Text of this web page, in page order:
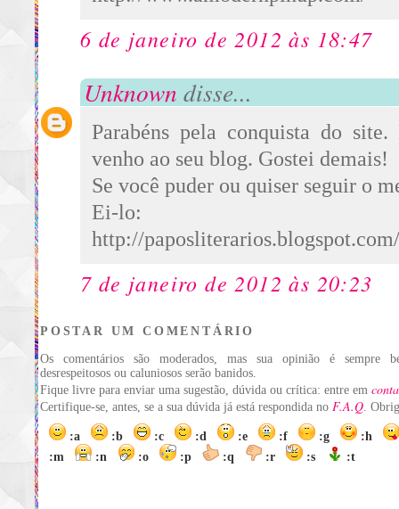
6 de janeiro de 2012 às 18:47
Unknown disse...
Parabéns pela conquista do
venho ao seu blog. Gostei demais!
Se você puder ou quiser seguir o
Ei-lo:
http://paposliterarios.blogspot.com/
7 de janeiro de 2012 às 20:23
POSTAR UM COMENTÁRIO
Os comentários são moderados, mas sua opinião é sempre
desrespeitosos ou caluniosos serão banidos.
Fique livre para enviar uma sugestão, dúvida ou crítica: entre em
Certifique-se, antes, se a sua dúvida já está respondida no F.A.Q .
:a :b :c :d :e :f :g
:h
:m
:n :o :p :q :r :s :t